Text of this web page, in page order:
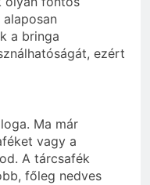
a bringa
ezért
Ma már
vagy a
A tárcsafék
főleg nedves